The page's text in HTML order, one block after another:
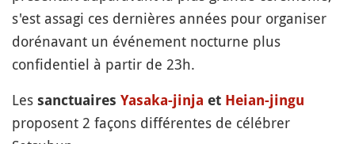
s'est assagi ces dernières années pour organiser
dorénavant un événement nocturne plus
confidentiel à partir de 23h.
Les sanctuaires Yasaka-jinja et Heian-jingu
proposent 2 façons différentes de célébrer